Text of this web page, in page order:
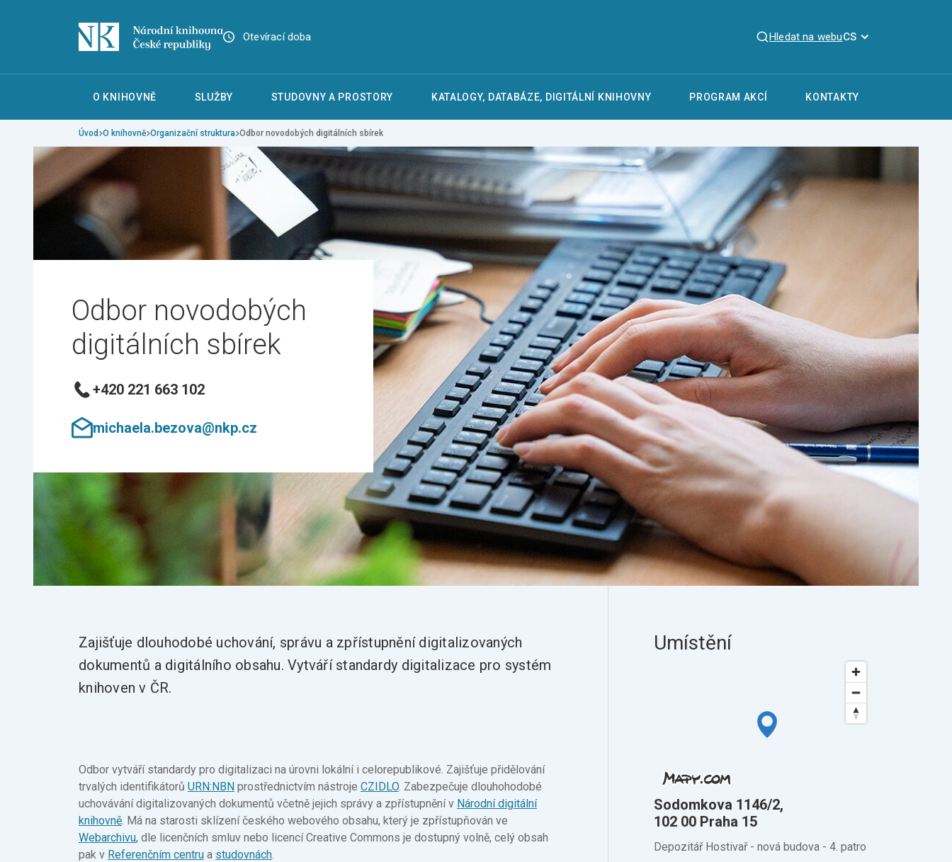
Otevírací doba Hledat na webuCS
O KNIHOVNĚ SLUŽBY STUDOVNY A PROSTORY KATALOGY, DATABÁZE, DIGITÁLNÍ KNIHOVNY PROGRAM AKCÍ KONTAKTY
Úvod O knihovně Organizační struktura Odbor novodobých digitálních sbírek
Odbor novodobých
digitálních sbírek
+420 221 663 102
michaela.bezova@nkp.cz
Umístění
Sodomkova 1146/2,
102 00 Praha 15
Depozitář Hostivař - nová budova - 4. patro
Zajišťuje dlouhodobé uchování, správu a zpřístupnění digitalizovaných
dokumentů a digitálního obsahu. Vytváří standardy digitalizace pro systém
knihoven v ČR.
Odbor vytváří standardy pro digitalizaci na úrovni lokální i celorepublikové. Zajišťuje přidělování
trvalých identifikátorů URN:NBN prostřednictvím nástroje CZIDLO. Zabezpečuje dlouhohodobé
uchovávání digitalizovaných dokumentů včetně jejich správy a zpřístupnění v Národní digitální
knihovně. Má na starosti sklízení českého webového obsahu, který je zpřístupňován ve
Webarchivu, dle licenčních smluv nebo licencí Creative Commons je dostupný volně, celý obsah
pak v Referenčním centru a studovnách.